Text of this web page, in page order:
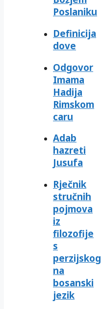
Poslaniku
Definicija
dove
Odgovor
Imama
Hadija
Rimskom
caru
Adab
hazreti
Jusufa
Rječnik
stručnih
pojmova
iz
filozofije
s
perzijskog
na
bosanski
jezik